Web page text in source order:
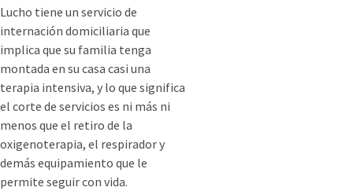
Lucho tiene un servicio de
internación domiciliaria que
implica que su familia tenga
montada en su casa casi una
terapia intensiva, y lo que significa
el corte de servicios es ni más ni
menos que el retiro de la
oxigenoterapia, el respirador y
demás equipamiento que le
permite seguir con vida.